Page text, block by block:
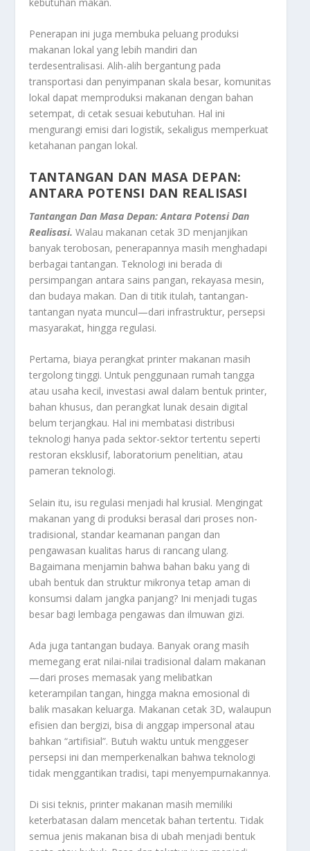
Penerapan ini juga membuka peluang produksi
makanan lokal yang lebih mandiri dan
terdesentralisasi. Alih-alih bergantung pada
transportasi dan penyimpanan skala besar, komunitas
lokal dapat memproduksi makanan dengan bahan
setempat, di cetak sesuai kebutuhan. Hal ini
mengurangi emisi dari logistik, sekaligus memperkuat
ketahanan pangan lokal.
TANTANGAN DAN MASA DEPAN:
ANTARA POTENSI DAN REALISASI
Tantangan Dan Masa Depan: Antara Potensi Dan
Realisasi.Walau makanan cetak 3D menjanjikan
banyak terobosan, penerapannya masih menghadapi
berbagai tantangan. Teknologi ini berada di
persimpangan antara sains pangan, rekayasa mesin,
dan budaya makan. Dan di titik itulah, tantangan-
tantangan nyata muncul—dari infrastruktur, persepsi
masyarakat, hingga regulasi.
Pertama, biaya perangkat printer makanan masih
tergolong tinggi. Untuk penggunaan rumah tangga
atau usaha kecil, investasi awal dalam bentuk printer,
bahan khusus, dan perangkat lunak desain digital
belum terjangkau. Hal ini membatasi distribusi
teknologi hanya pada sektor-sektor tertentu seperti
restoran eksklusif, laboratorium penelitian, atau
pameran teknologi.
Selain itu, isu regulasi menjadi hal krusial. Mengingat
makanan yang di produksi berasal dari proses non-
tradisional, standar keamanan pangan dan
pengawasan kualitas harus di rancang ulang.
Bagaimana menjamin bahwa bahan baku yang di
ubah bentuk dan struktur mikronya tetap aman di
konsumsi dalam jangka panjang? Ini menjadi tugas
besar bagi lembaga pengawas dan ilmuwan gizi.
Ada juga tantangan budaya. Banyak orang masih
memegang erat nilai-nilai tradisional dalam makanan
—dari proses memasak yang melibatkan
keterampilan tangan, hingga makna emosional di
balik masakan keluarga. Makanan cetak 3D, walaupun
efisien dan bergizi, bisa di anggap impersonal atau
bahkan “artifisial”. Butuh waktu untuk menggeser
persepsi ini dan memperkenalkan bahwa teknologi
tidak menggantikan tradisi, tapi menyempurnakannya.
Di sisi teknis, printer makanan masih memiliki
keterbatasan dalam mencetak bahan tertentu. Tidak
semua jenis makanan bisa di ubah menjadi bentuk